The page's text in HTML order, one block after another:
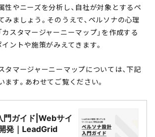
性やニーズを分析し、自社が対象とするペ
みましょう。そのうえで、ペルソナの心理
スタマージャーニーマップ」を作成する
ントや施策がみえてきます。
タマージャーニーマップについては、下記
す。あわせてご覧ください。
門ガイド|Webサイ
発｜LeadGrid